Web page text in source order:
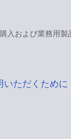
入および業務用製
いただくために